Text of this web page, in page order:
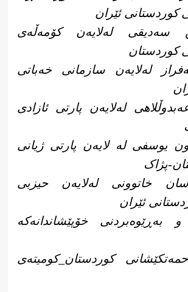
کوردستانی ئێران
سەدیقی لەلایەن کۆمەڵەی
کوردستان
لەلایەن سازمانی خەباتی
لەلایەن پارتی ئازادی
یوسفی لە لایەن پارتی ژیانی
پژاک
خاتوونی لەلایەن حیزبی
ئێران
بەڕێوەبردنی خۆپێشاندانەکە
کوردستان_کومیتەی